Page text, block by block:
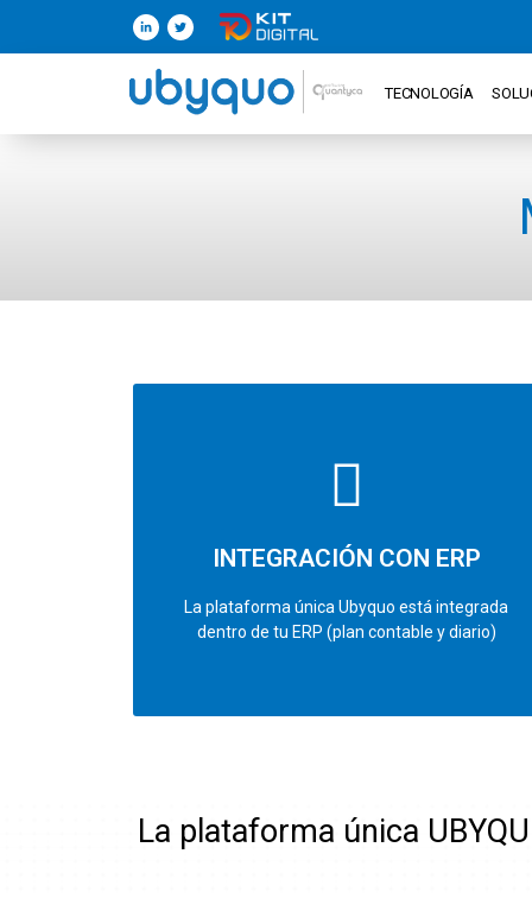
TECNOLOGÍA
INTEGRACIÓN CON ERP
La plataforma única Ubyquo está integrada
dentro de tu ERP (plan contable y diario)
La plataforma única